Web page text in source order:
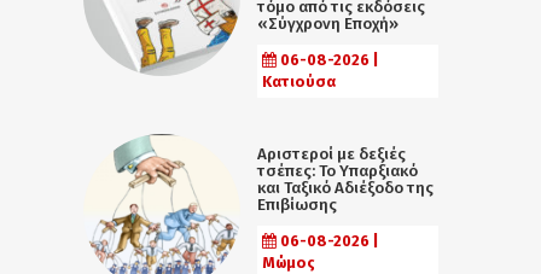
τόμο από τις εκδόσεις
«Σύγχρονη Εποχή»
06-08-2026 |
Κατιούσα
Αριστεροί με δεξιές
τσέπες: Το Υπαρξιακό
και Ταξικό Αδιέξοδο της
Επιβίωσης
06-08-2026 |
Μώμος